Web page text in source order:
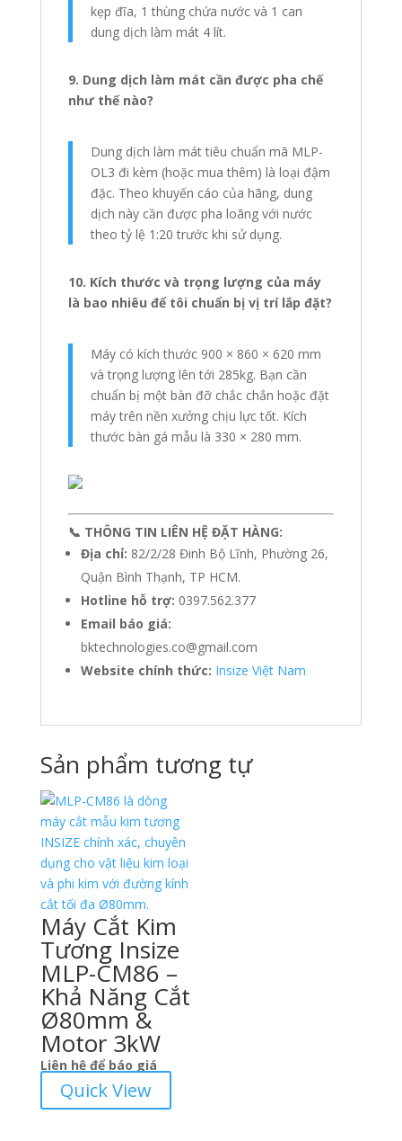
kẹp đĩa, 1 thùng chứa nước và 1 can
dung dịch làm mát 4 lít.
9. Dung dịch làm mát cần được pha chế
như thế nào?
Dung dịch làm mát tiêu chuẩn mã MLP-
OL3 đi kèm (hoặc mua thêm) là loại đậm
đặc. Theo khuyến cáo của hãng, dung
dịch này cần được pha loãng với nước
theo tỷ lệ 1:20 trước khi sử dụng.
10. Kích thước và trọng lượng của máy
là bao nhiêu để tôi chuẩn bị vị trí lắp đặt?
Máy có kích thước 900 × 860 × 620 mm
và trọng lượng lên tới 285kg. Bạn cần
chuẩn bị một bàn đỡ chắc chắn hoặc đặt
máy trên nền xưởng chịu lực tốt. Kích
thước bàn gá mẫu là 330 × 280 mm.
📞 THÔNG TIN LIÊN HỆ ĐẶT HÀNG:
Địa chỉ: 82/2/28 Đinh Bộ Lĩnh, Phường 26,
Quận Bình Thạnh, TP HCM.
Hotline hỗ trợ: 0397.562.377
Email báo giá:
bktechnologies.co@gmail.com
Website chính thức: Insize Việt Nam
Sản phẩm tương tự
Máy Cắt Kim
Tương Insize
MLP-CM86 –
Khả Năng Cắt
Ø80mm &
Motor 3kW
Liên hệ để báo giá
Quick View